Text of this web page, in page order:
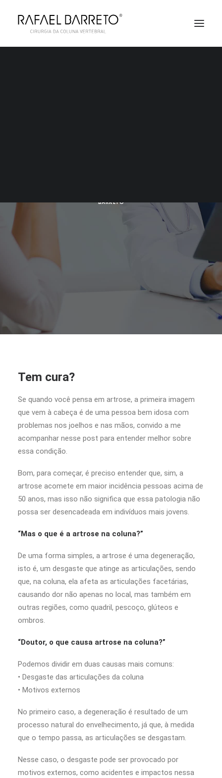
BARRETO
Tem cura?
Se quando você pensa em artrose, a primeira imagem
que vem à cabeça é de uma pessoa bem idosa com
problemas nos joelhos e nas mãos, convido a me
acompanhar nesse post para entender melhor sobre
essa condição.
Bom, para começar, é preciso entender que, sim, a
artrose acomete em maior incidência pessoas acima de
50 anos, mas isso não significa que essa patologia não
possa ser desencadeada em indivíduos mais jovens.
“Mas o que é a artrose na coluna?”
De uma forma simples, a artrose é uma degeneração,
isto é, um desgaste que atinge as articulações, sendo
que, na coluna, ela afeta as articulações facetárias,
causando dor não apenas no local, mas também em
outras regiões, como quadril, pescoço, glúteos e
ombros.
“Doutor, o que causa artrose na coluna?”
Podemos dividir em duas causas mais comuns:
• Desgaste das articulações da coluna
• Motivos externos
No primeiro caso, a degeneração é resultado de um
processo natural do envelhecimento, já que, à medida
que o tempo passa, as articulações se desgastam.
Nesse caso, o desgaste pode ser provocado por
motivos externos, como acidentes e impactos nessa